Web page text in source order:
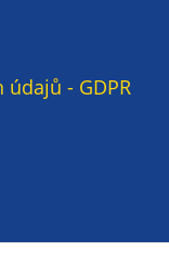
- GDPR
Vám
obsahy
můžeme